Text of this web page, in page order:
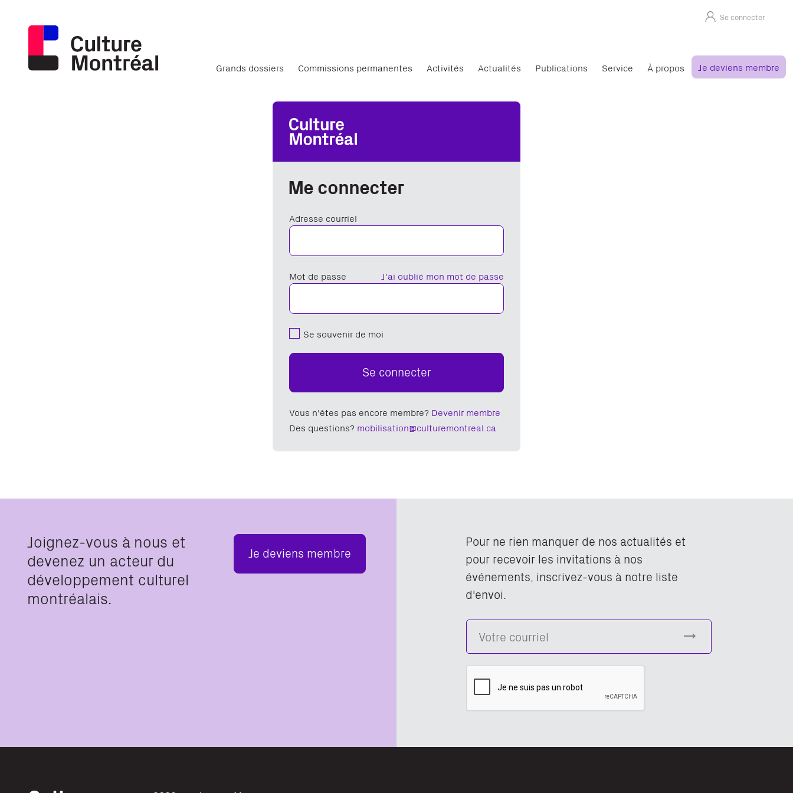
Se connecter
Grands dossiers Commissions permanentes Activités Actualités Publications Service À propos Je deviens membre
Me connecter
Adresse courriel
J'ai oublié mon mot de passe
Mot de passe
Se souvenir de moi
Se connecter
Vous n'êtes pas encore membre? Devenir membre
Des questions? mobilisation@culturemontreal.ca
Joignez-vous à nous et
devenez un acteur du
développement culturel
montréalais.
Je deviens membre
Pour ne rien manquer de nos actualités et
pour recevoir les invitations à nos
événements, inscrivez-vous à notre liste
d'envoi.